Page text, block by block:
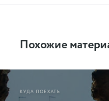
Похожие
КУДА ПОЕХАТЬ